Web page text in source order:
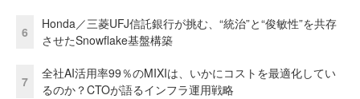
6
Honda／三菱UFJ信託銀行が挑む、“統治”と“俊敏性”を共存
させたSnowflake基盤構築
7
全社AI活用率99％のMIXIは、いかにコストを最適化してい
るのか？CTOが語るインフラ運用戦略